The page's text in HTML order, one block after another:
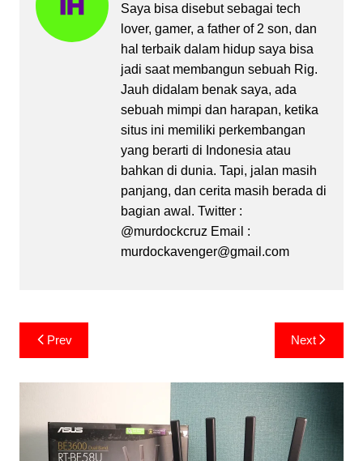
Saya bisa disebut sebagai tech
lover, gamer, a father of 2 son, dan
hal terbaik dalam hidup saya bisa
jadi saat membangun sebuah Rig.
Jauh didalam benak saya, ada
sebuah mimpi dan harapan, ketika
situs ini memiliki perkembangan
yang berarti di Indonesia atau
bahkan di dunia. Tapi, jalan masih
panjang, dan cerita masih berada di
bagian awal. Twitter :
@murdockcruz Email :
murdockavenger@gmail.com
Post
navigation
Prev Next